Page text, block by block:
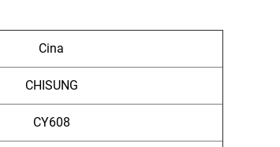
Cina
CHISUNG
CY608